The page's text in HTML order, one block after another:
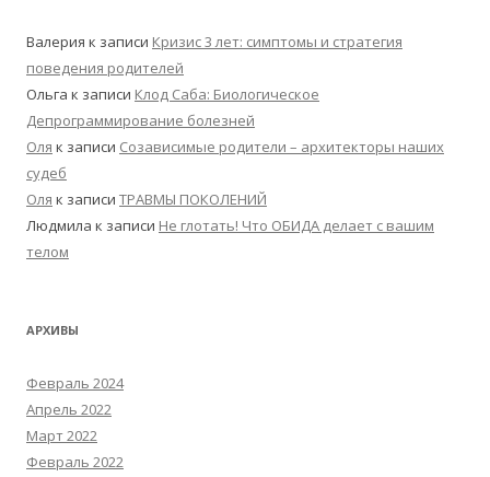
Валерия к записи Кризис 3 лет: симптомы и стратегия
поведения родителей
Ольга к записи Клод Саба: Биологическое
Депрограммирование болезней
Оля к записи Созависимые родители – архитекторы наших
судеб
Оля к записи ТРАВМЫ ПОКОЛЕНИЙ
Людмила к записи Не глотать! Что ОБИДА делает с вашим
телом
АРХИВЫ
Февраль 2024
Апрель 2022
Март 2022
Февраль 2022